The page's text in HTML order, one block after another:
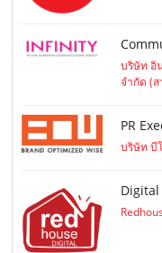
บริษัท อิ
จำกัด (ส
PR
บริษัท บี